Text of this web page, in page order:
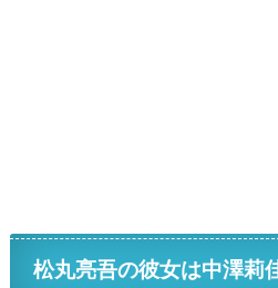
松丸亮吾の彼女は中澤莉